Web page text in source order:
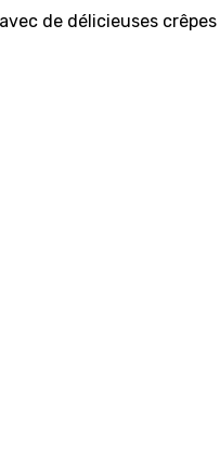
de délicieuses crêpes